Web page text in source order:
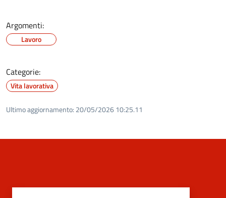
Argomenti:
Lavoro
Categorie:
Vita lavorativa
Ultimo aggiornamento: 20/05/2026 10:25.11